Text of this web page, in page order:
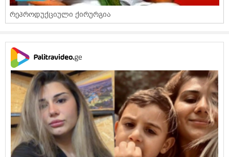
რეპროდუქციული ქირურგია